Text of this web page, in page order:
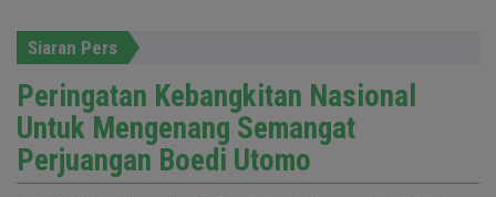
Siaran Pers
Peringatan Kebangkitan Nasional
Untuk Mengenang Semangat
Perjuangan Boedi Utomo